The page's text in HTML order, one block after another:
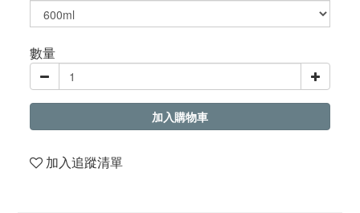
數量
加入購物車
加入追蹤清單